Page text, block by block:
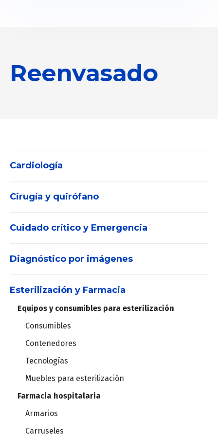
Reenvasado
Cardiología
Electrocardiógrafos
Ergometría
Ergoespirómetros
Cirugía y quirófano
Máquinas de anestesia
Videolaringoscopios
Instrumental de laparoscopía
Torre de laparoscopía
Robot quirúrgico
Columnas de techo
Lámparas cialíticas
Cuidado crítico y Emergencia
DEA
Central de Monitoreo
Oxímetros
Telémetros
Diagnóstico por imágenes
Densitómetro
Ecógrafos
POC
Mamógrafos
Estación de diagnóstico mamario
Esterilización y Farmacia
Equipos y consumibles para esterilización
Consumibles
Contenedores
Tecnologías
Muebles para esterilización
Farmacia hospitalaria
Armarios
Carruseles